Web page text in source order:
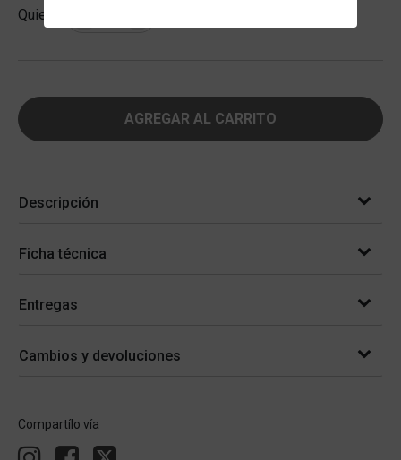
Quiero
AGREGAR AL CARRITO
Descripción
Ficha técnica
Entregas
Cambios y devoluciones
Compartílo vía